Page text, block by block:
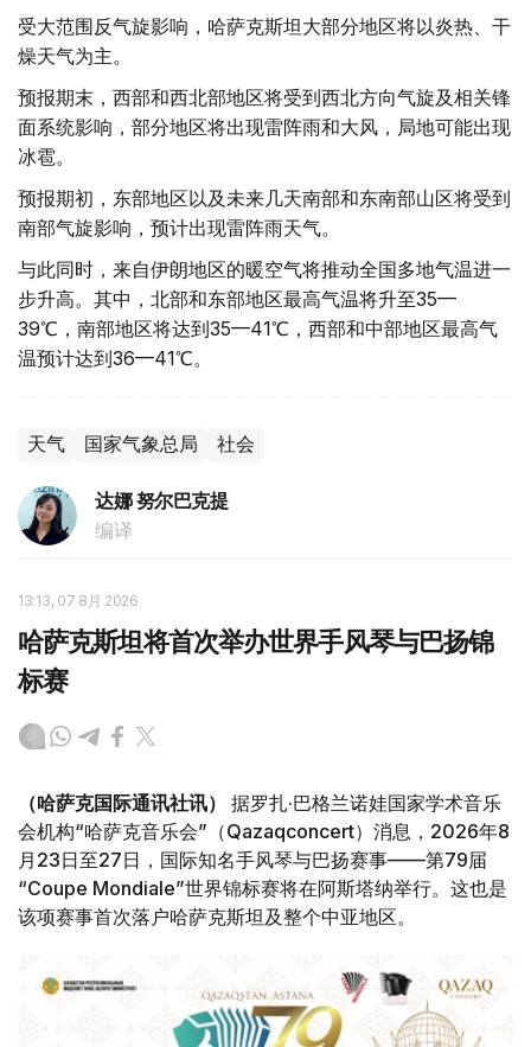
受大范围反气旋影响，哈萨克斯坦大部分地区将以炎热、干
燥天气为主。
预报期末，西部和西北部地区将受到西北方向气旋及相关锋
面系统影响，部分地区将出现雷阵雨和大风，局地可能出现
冰雹。
预报期初，东部地区以及未来几天南部和东南部山区将受到
南部气旋影响，预计出现雷阵雨天气。
与此同时，来自伊朗地区的暖空气将推动全国多地气温进一
步升高。其中，北部和东部地区最高气温将升至35—
39℃，南部地区将达到35—41℃，西部和中部地区最高气
温预计达到36—41℃。
天气 国家气象总局 社会
达娜 努尔巴克提
编译
13:13, 07 8月 2026
哈萨克斯坦将首次举办世界手风琴与巴扬锦
标赛
（哈萨克国际通讯社讯）
据罗扎·巴格兰诺娃国家学术音乐
会机构“哈萨克音乐会”（Qazaqconcert）消息，2026年8
月23日至27日，国际知名手风琴与巴扬赛事——第79届
“Coupe Mondiale”世界锦标赛将在阿斯塔纳举行。这也是
该项赛事首次落户哈萨克斯坦及整个中亚地区。